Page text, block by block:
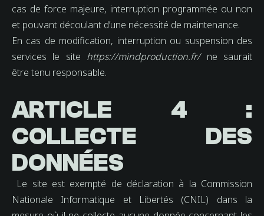
cas de force majeure, interruption programmée ou non
et pouvant découlant d’une nécessité de maintenance.
En cas de modification, interruption ou suspension des
services le site https://mindproduction.fr/ ne saurait
être tenu responsable.
ARTICLE 4 :
COLLECTE DES
DONNÉES
Le site est exempté de déclaration à la Commission
Nationale Informatique et Libertés (CNIL) dans la